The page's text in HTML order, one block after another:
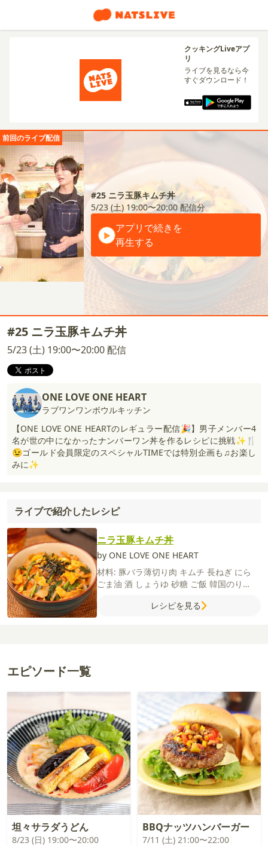
クッキングLiveアプ
リ
ライブを見るなら今
すぐダウンロード！
前回のライブ配信
#25 ニラ玉豚キムチ丼
5/23 (土) 19:00〜20:00配信分
アプリで続きを
再生する
#25 ニラ玉豚キムチ丼
5/23 (土) 19:00〜20:00 配信
ONE LOVE ONE HEART
ラブワンワンボウルキッチン
【ONE LOVE ONE HEARTのレギュラー配信🎉】男子メンバー4
名が世の中になかったナンバーワン丼を作るレシピに挑戦✨🍴
😉ゴールド会員限定のスペシャルTIMEでは特別企画も♫お楽し
みに✨
ライブで紹介したレシピ
ニラ玉豚キムチ丼
by ONE LOVE ONE HEART
材料: 豚バラ薄切り肉 キムチ 長ねぎ にら
ごま油 酒 しょうゆ 砂糖 ご飯 韓国のり
レシピを見る
エピソード一覧
坦々サラダうどん
8/23 (日) 19:00〜20:00
BBQナッツハンバーガー
7/11 (土) 21:00〜22:00